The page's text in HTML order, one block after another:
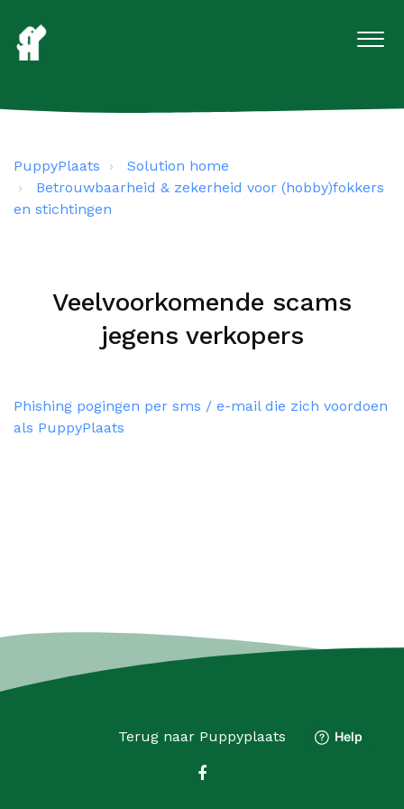
PuppyPlaats
Solution home
Betrouwbaarheid & zekerheid voor (hobby)fokkers
en stichtingen
Veelvoorkomende scams
jegens verkopers
Phishing pogingen per sms / e-mail die zich voordoen
als PuppyPlaats
Terug naar Puppyplaats